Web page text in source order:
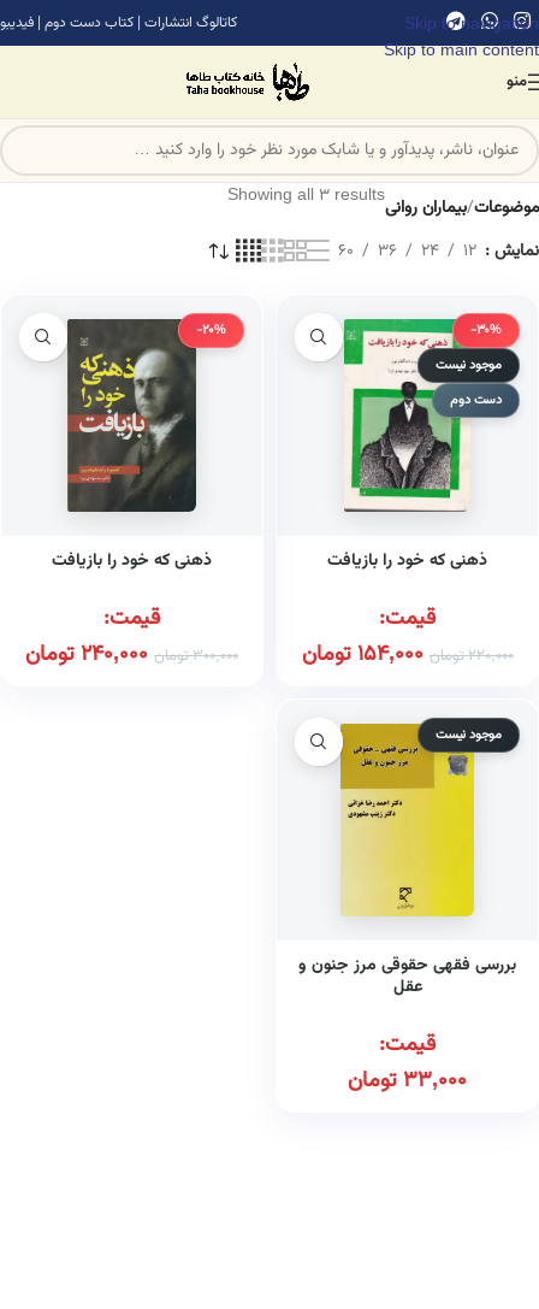
Skip to navigation
Skip to main content
کاتالوگ انتشارات | کتاب دست دوم | فیدیبو
منو
موضوعات/بیماران روانیShowing all 3 results
نمایش 12
24
36
60
-30%
موجود نیست
دست دوم
ذهنی که خود را بازیافت
قیمت:
220,000تومان 154,000تومان
-20%
ذهنی که خود را بازیافت
قیمت:
300,000تومان 240,000تومان
موجود نیست
بررسی فقهی حقوقی مرز جنون و
عقل
قیمت:
33,000تومان